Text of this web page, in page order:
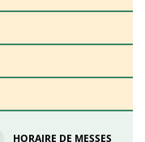
HORAIRE DE MESSES